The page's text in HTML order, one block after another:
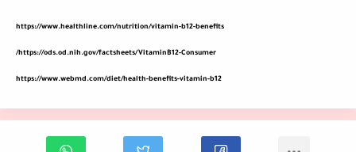
https://www.healthline.com/nutrition/vitamin-b12-benefits
https://ods.od.nih.gov/factsheets/VitaminB12-Consumer
/
https://www.webmd.com/diet/health-benefits-vitamin-b12